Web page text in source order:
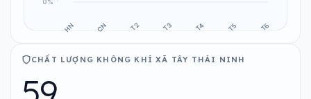
CHẤT LƯỢNG KHÔNG KHÍ XÃ TÂY THÁI NINH